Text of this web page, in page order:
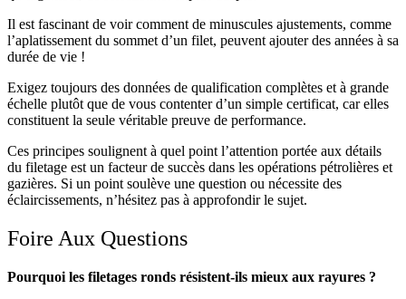
Il est fascinant de voir comment de minuscules ajustements, comme
l’aplatissement du sommet d’un filet, peuvent ajouter des années à sa
durée de vie !
Exigez toujours des données de qualification complètes et à grande
échelle plutôt que de vous contenter d’un simple certificat, car elles
constituent la seule véritable preuve de performance.
Ces principes soulignent à quel point l’attention portée aux détails
du filetage est un facteur de succès dans les opérations pétrolières et
gazières. Si un point soulève une question ou nécessite des
éclaircissements, n’hésitez pas à approfondir le sujet.
Foire Aux Questions
Pourquoi les filetages ronds résistent-ils mieux aux rayures ?